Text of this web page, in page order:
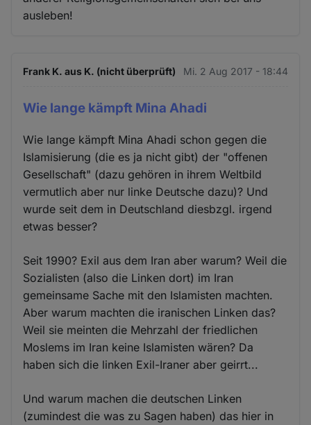
ausleben!
Frank K. aus K. (nicht überprüft) Mi. 2 Aug 2017 - 18:44
Wie lange kämpft Mina Ahadi
Wie lange kämpft Mina Ahadi schon gegen die
Islamisierung (die es ja nicht gibt) der "offenen
Gesellschaft" (dazu gehören in ihrem Weltbild
vermutlich aber nur linke Deutsche dazu)? Und
wurde seit dem in Deutschland diesbzgl. irgend
etwas besser?
Seit 1990? Exil aus dem Iran aber warum? Weil die
Sozialisten (also die Linken dort) im Iran
gemeinsame Sache mit den Islamisten machten.
Aber warum machten die iranischen Linken das?
Weil sie meinten die Mehrzahl der friedlichen
Moslems im Iran keine Islamisten wären? Da
haben sich die linken Exil-Iraner aber geirrt...
Und warum machen die deutschen Linken
(zumindest die was zu Sagen haben) das hier in